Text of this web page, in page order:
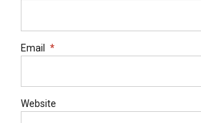
Email *
Website